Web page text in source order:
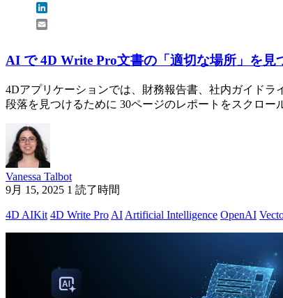
AI で 4D Write Pro文書の「適切な場所」を見
4Dアプリケーションでは、財務報告書、社内ガイド
段落を見つけるために 30ページのレポートをスクロ
Vanessa Talbot
9月 15, 2025 1 読了時間
4D AIKit 4D Write Pro AI Artificial Intelligence OpenAI